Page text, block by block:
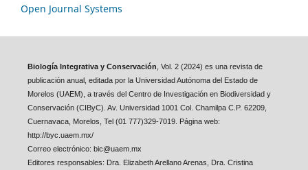
Open Journal Systems
Biología Integrativa y Conservación , Vol. 2 (2024) es una revista de
publicación anual, editada por la Universidad Autónoma del Estado de
Morelos (UAEM), a través del Centro de Investigación en Biodiversidad y
Conservación (CIByC). Av. Universidad 1001 Col. Chamilpa C.P. 62209,
Cuernavaca, Morelos, Tel (01 777)329-7019. Página web:
http://byc.uaem.mx/
Correo electrónico: bic@uaem.mx
Editores responsables: Dra. Elizabeth Arellano Arenas, Dra. Cristina